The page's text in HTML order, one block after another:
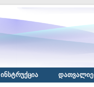
ინსტრუქცია